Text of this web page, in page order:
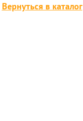
Вернуться в каталог